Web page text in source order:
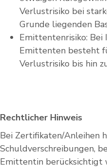
Verlustrisiko bei
Grunde liegenden
Emittentenrisiko: Bei
Emittenten besteht
Verlustrisiko bis hin
Rechtlicher Hinweis
Bei Zertifikaten/Anleihen
Schuldverschreibungen,
Emittentin berücksichtigt